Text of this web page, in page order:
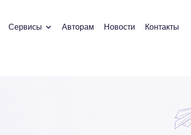
Сервисы Авторам Новости Контакты